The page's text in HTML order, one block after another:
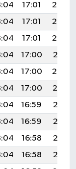
17:01
20:24
17:01
20:23
17:01
20:22
17:00
20:21
17:00
20:20
17:00
20:19
16:59
20:18
16:59
20:17
16:58
20:16
16:58
20:15